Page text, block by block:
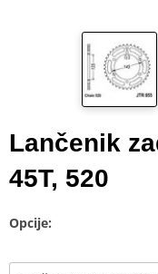
Lančenik
45T, 520
Opcije: